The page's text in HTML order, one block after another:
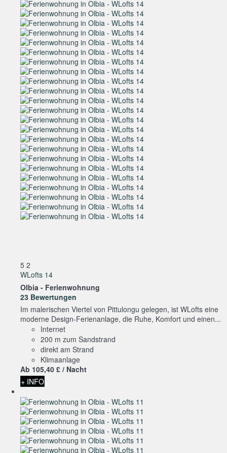
5 2
WLofts 14
Olbia - Ferienwohnung
23 Bewertungen
Im malerischen Viertel von Pittulongu gelegen, ist WLofts eine
moderne Design-Ferienanlage, die Ruhe, Komfort und einen...
Internet
200 m zum Sandstrand
direkt am Strand
Klimaanlage
Ab 105,40 £ / Nacht
+ INFO